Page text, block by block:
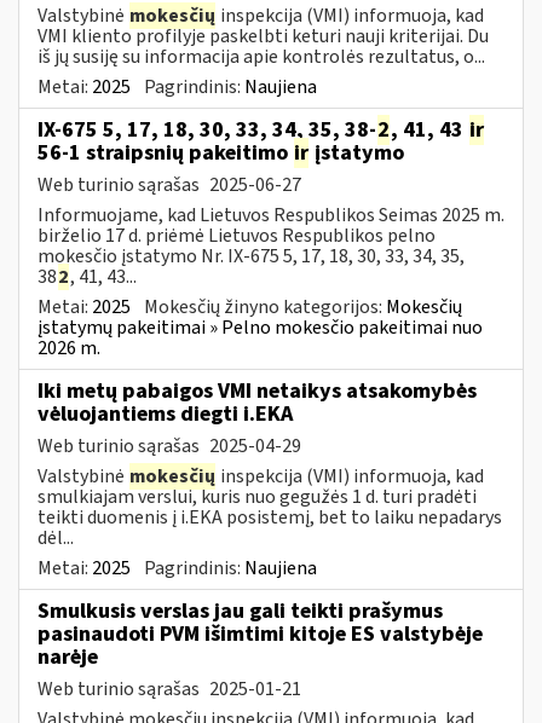
Valstybinė mokesčių inspekcija (VMI) informuoja, kad
VMI kliento profilyje paskelbti keturi nauji kriterijai. Du
iš jų susiję su informacija apie kontrolės rezultatus, o...
Metai: 2025 Pagrindinis: Naujiena
IX-675 5, 17, 18, 30, 33, 34, 35, 38-2, 41, 43 ir
56-1 straipsnių pakeitimo ir įstatymo
Web turinio sąrašas 2025-06-27
Informuojame, kad Lietuvos Respublikos Seimas 2025 m.
birželio 17 d. priėmė Lietuvos Respublikos pelno
mokesčio įstatymo Nr. IX-675 5, 17, 18, 30, 33, 34, 35,
382, 41, 43...
Metai: 2025 Mokesčių žinyno kategorijos: Mokesčių
įstatymų pakeitimai » Pelno mokesčio pakeitimai nuo
2026 m.
Iki metų pabaigos VMI netaikys atsakomybės
vėluojantiems diegti i.EKA
Web turinio sąrašas 2025-04-29
Valstybinė mokesčių inspekcija (VMI) informuoja, kad
smulkiajam verslui, kuris nuo gegužės 1 d. turi pradėti
teikti duomenis į i.EKA posistemį, bet to laiku nepadarys
dėl...
Metai: 2025 Pagrindinis: Naujiena
Smulkusis verslas jau gali teikti prašymus
pasinaudoti PVM išimtimi kitoje ES valstybėje
narėje
Web turinio sąrašas 2025-01-21